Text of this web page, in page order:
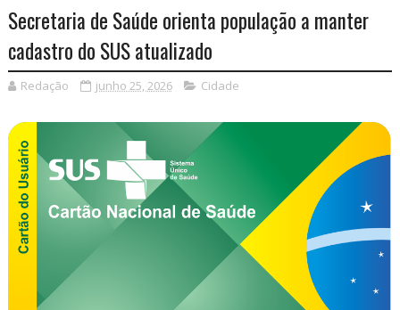
Secretaria de Saúde orienta população a manter
cadastro do SUS atualizado
Redação junho 25, 2026 Cidade